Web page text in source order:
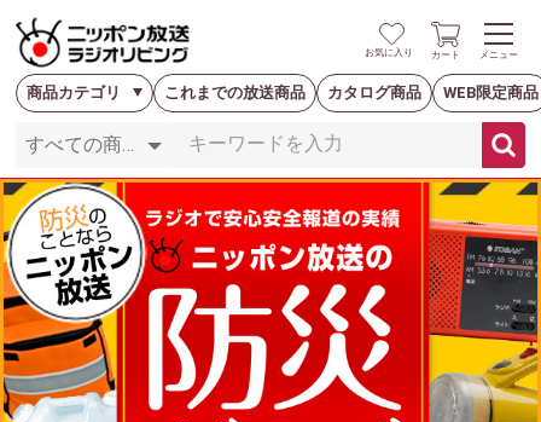
お気に入り カート メニュー
商品カテゴリ これまでの放送商品 カタログ商品 WEB限定商品